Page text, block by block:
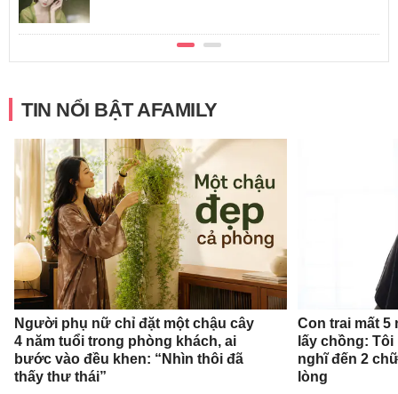
TIN NỔI BẬT AFAMILY
Người phụ nữ chỉ đặt một chậu cây
4 năm tuổi trong phòng khách, ai
bước vào đều khen: “Nhìn thôi đã
thấy thư thái”
Con trai mất 5
lấy chồng:
nghĩ đến 2
lòng